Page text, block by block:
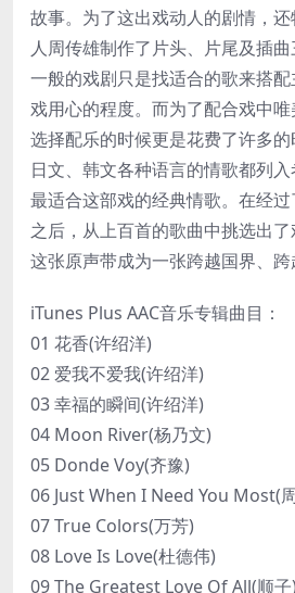
故事。为了这出戏动人的剧情，
人周传雄制作了片头、片尾及插
一般的戏剧只是找适合的歌来搭
戏用心的程度。而为了配合戏中
选择配乐的时候更是花费了许多的
日文、韩文各种语言的情歌都列
最适合这部戏的经典情歌。在经
之后，从上百首的歌曲中挑选出
这张原声带成为一张跨越国界、跨
iTunes Plus AAC音乐专辑曲目：
01 花香(许绍洋)
02 爱我不爱我(许绍洋)
03 幸福的瞬间(许绍洋)
04 Moon River(杨乃文)
05 Donde Voy(齐豫)
06 Just When I Need You Most(
07 True Colors(万芳)
08 Love Is Love(杜德伟)
09 The Greatest Love Of All(顺子)